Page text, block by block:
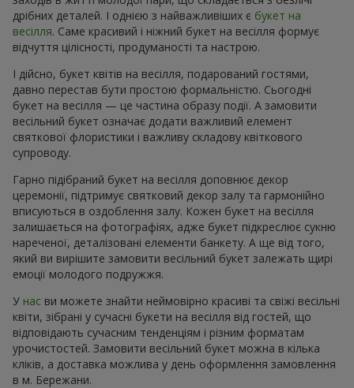
дрібних деталей. І однією з найважливіших є букет на
весілля. Саме красивий і ніжний букет на весілля формує
відчуття цілісності, продуманості та настрою.
І дійсно, букет квітів на весілля, подарований гостями,
давно перестав бути простою формальністю. Сьогодні
букет на весілля — це частина образу події. А замовити
весільний букет означає додати важливий елемент
святкової флористики і важливу складову квіткового
супроводу.
Гарно підібраний букет на весілля доповнює декор
церемонії, підтримує святковий декор залу та гармонійно
вписуються в оздоблення залу. Кожен букет на весілля
залишається на фотографіях, адже букет підкреслює сукню
нареченої, деталізовані елементи банкету. А ще від того,
який ви вирішите замовити весільний букет залежать щирі
емоції молодого подружжя.
У нас ви можете знайти неймовірно красиві та свіжі весільні
квіти, зібрані у сучасні букети на весілля від гостей, що
відповідають сучасним тенденціям і різним форматам
урочистостей. Замовити весільний букет можна в кілька
кліків, а доставка можлива у день оформлення замовлення
в м. Бережани.